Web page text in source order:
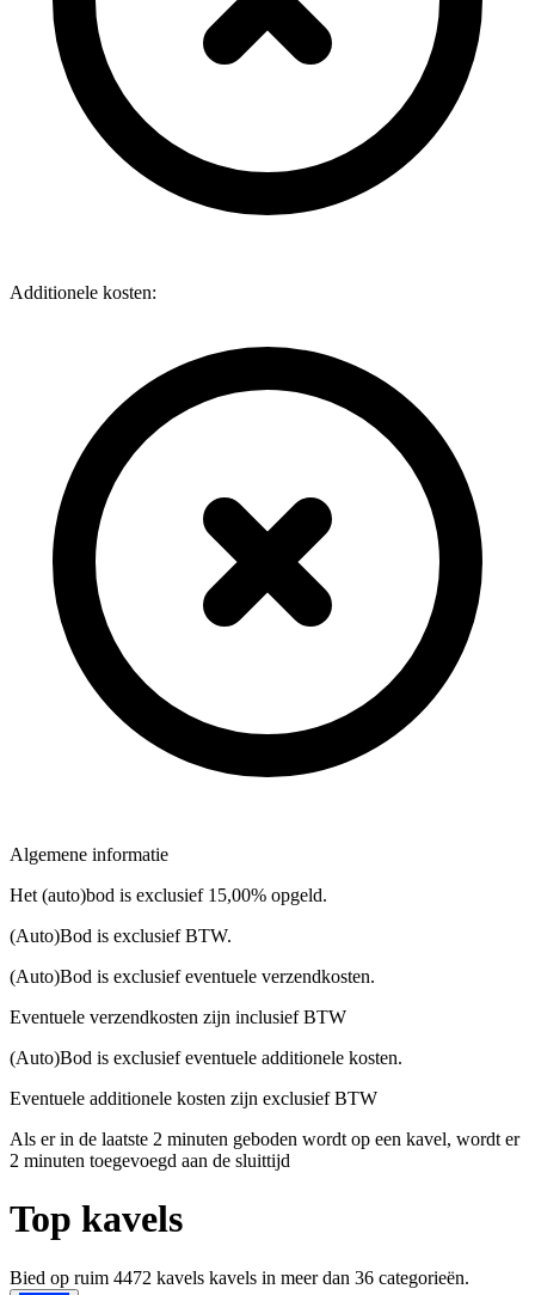
Additionele kosten:
Algemene informatie
Het (auto)bod is exclusief 15,00% opgeld.
(Auto)Bod is exclusief BTW.
(Auto)Bod is exclusief eventuele verzendkosten.
Eventuele verzendkosten zijn inclusief BTW
(Auto)Bod is exclusief eventuele additionele kosten.
Eventuele additionele kosten zijn exclusief BTW
Als er in de laatste 2 minuten geboden wordt op een kavel, wordt er
2 minuten toegevoegd aan de sluittijd
Top kavels
Bied op ruim 4472 kavels kavels in meer dan 36 categorieën.